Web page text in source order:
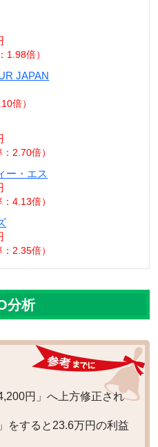
1.98倍
JAPAN
倍
：2.70倍
ー・エス
：4.13倍
：2.35倍
分析
円」へ上方修正され
をすると 23.6万円の利益